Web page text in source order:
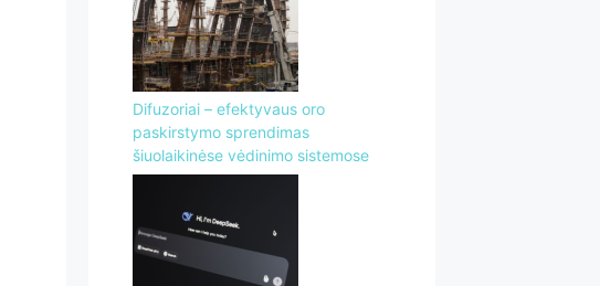
Difuzoriai – efektyvaus oro
paskirstymo sprendimas
šiuolaikinėse vėdinimo sistemose